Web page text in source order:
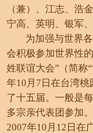
（兼）、江志、浩
宁高、英明、银军
为加强与世界
会积极参加世界性
姓联谊大会”（简称
年10月7日在台湾
了十五届。一般是
多宗亲代表团参加
2007年10月12日在